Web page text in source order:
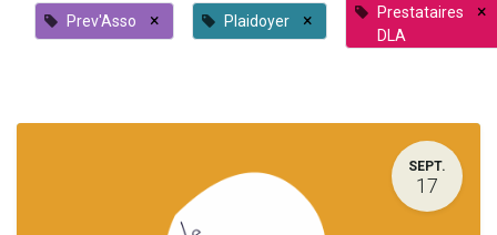
Prev'Asso × Plaidoyer ×
Prestataires
DLA
×
SEPT.
17